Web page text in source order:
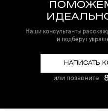
Наши консультанты
и подберут
НАПИСАТЬ
или позвоните